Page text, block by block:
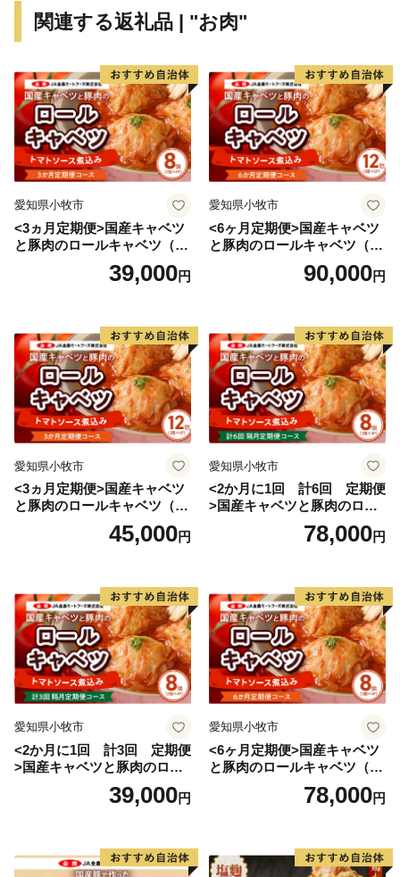
谷の両側が鮮やかな紅色に染まり、10月下旬から11月
ップをはじめ、多彩なイベントや地域の特産品の販売な
どが楽しめます。美作三湯のひとつ、奥津温泉も近く、
少し足をのばせば、珍しいウランガラスを展示している
妖精の森ガラス美術館もあります。
多くの文人にも愛された風情ある山里のいで湯。良質な
美人の湯として、与謝野鉄幹・晶子夫妻、棟方志功、小
や全国からの温泉ファンを引き付けています。
☆妖精の森ガラス美術館
世界的に珍しいウランガラス専門美術館「妖精の森ガラ
ス美術館」内にあるガラス工房では、吹きガラス体験・
サンドブラスト体験・リューター体験と３種類のガラス
作りを体験することができます。
☆岩井の滝と岩井の名水
子宝伝説もある岡山県最北端の滝。上部に岩盤が突き出
て岩屋を形成し、滝の裏側から眺めることができる「裏
見の滝」。裏から見るとカーテンのような神秘的な姿
で、パワースポットにもなっています。
◆お問い合わせ先◆
==============================
鏡野町ふるさと納税コールセンター
TEL ：050-3355-7158
MAIL：o.kagamino@do-furusato.jp
受付時間：平日9:00〜17:15
==============================
関連する返礼品 | "お肉"
愛知県小牧市
<3ヵ月定期便>国産キャベツ
と豚肉のロールキャベツ（4P
39,000円
愛知県小牧市
<6ヶ月定期便>国産キャベツ
と豚肉のロールキャベツ（6P
90,000円
愛知県小牧市
<3ヵ月定期便>国産キャベツ
と豚肉のロールキャベツ（6P
45,000円
愛知県小牧市
<2か月に1回 計6回 定期便
>国産キャベツと豚肉のロー
ルキャベツ（4P入り）
78,000円
愛知県小牧市
<2か月に1回 計3回 定期便
>国産キャベツと豚肉のロー
ルキャベツ（4P入り）
39,000円
愛知県小牧市
<6ヶ月定期便>国産キャベツ
と豚肉のロールキャベツ（4P
78,000円